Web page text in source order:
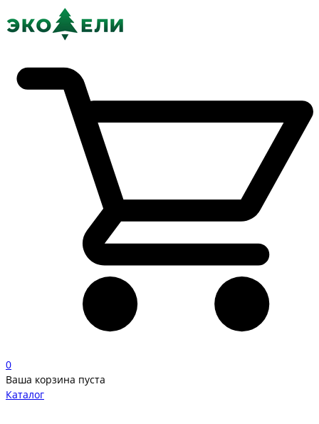
0
Ваша корзина пуста
Каталог